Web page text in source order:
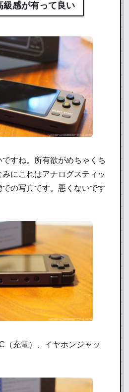
級感が有って良い
すね。所有欲がめちゃくち
にこれはアナログスティッ
の写真です。悪くないです
充電）、イヤホンジャッ